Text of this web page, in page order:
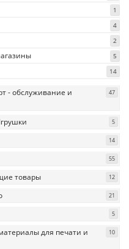
1
4
2
5
14
- обслуживание и
47
5
14
55
товары 12
21
5
для печати и
10